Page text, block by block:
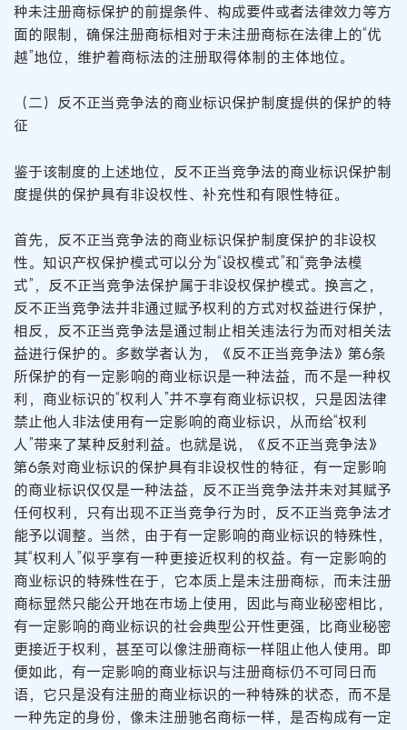
种未注册商标保护的前提条件、构成要件或者法律效力等方
面的限制，确保注册商标相对于未注册商标在法律上的“优
越”地位，维护着商标法的注册取得体制的主体地位。
（二）反不正当竞争法的商业标识保护制度提供的保护的特
征
鉴于该制度的上述地位，反不正当竞争法的商业标识保护制
度提供的保护具有非设权性、补充性和有限性特征。
首先，反不正当竞争法的商业标识保护制度保护的非设权
性。知识产权保护模式可以分为“设权模式”和“竞争法模
式”，反不正当竞争法保护属于非设权保护模式。换言之，
反不正当竞争法并非通过赋予权利的方式对权益进行保护，
相反，反不正当竞争法是通过制止相关违法行为而对相关法
益进行保护的。多数学者认为，《反不正当竞争法》第6条
所保护的有一定影响的商业标识是一种法益，而不是一种权
利，商业标识的“权利人”并不享有商业标识权，只是因法律
禁止他人非法使用有一定影响的商业标识，从而给“权利
人”带来了某种反射利益。也就是说，《反不正当竞争法》
第6条对商业标识的保护具有非设权性的特征，有一定影响
的商业标识仅仅是一种法益，反不正当竞争法并未对其赋予
任何权利，只有出现不正当竞争行为时，反不正当竞争法才
能予以调整。当然，由于有一定影响的商业标识的特殊性，
其“权利人”似乎享有一种更接近权利的权益。有一定影响的
商业标识的特殊性在于，它本质上是未注册商标，而未注册
商标显然只能公开地在市场上使用，因此与商业秘密相比，
有一定影响的商业标识的社会典型公开性更强，比商业秘密
更接近于权利，甚至可以像注册商标一样阻止他人使用。即
便如此，有一定影响的商业标识与注册商标仍不可同日而
语，它只是没有注册的商业标识的一种特殊的状态，而不是
一种先定的身份，像未注册驰名商标一样，是否构成有一定